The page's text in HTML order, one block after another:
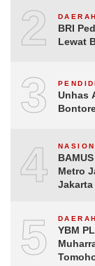
2 DAERAH
BRI
Lewat
3
Unhas
4
Metro
5 DAERAH
YBM